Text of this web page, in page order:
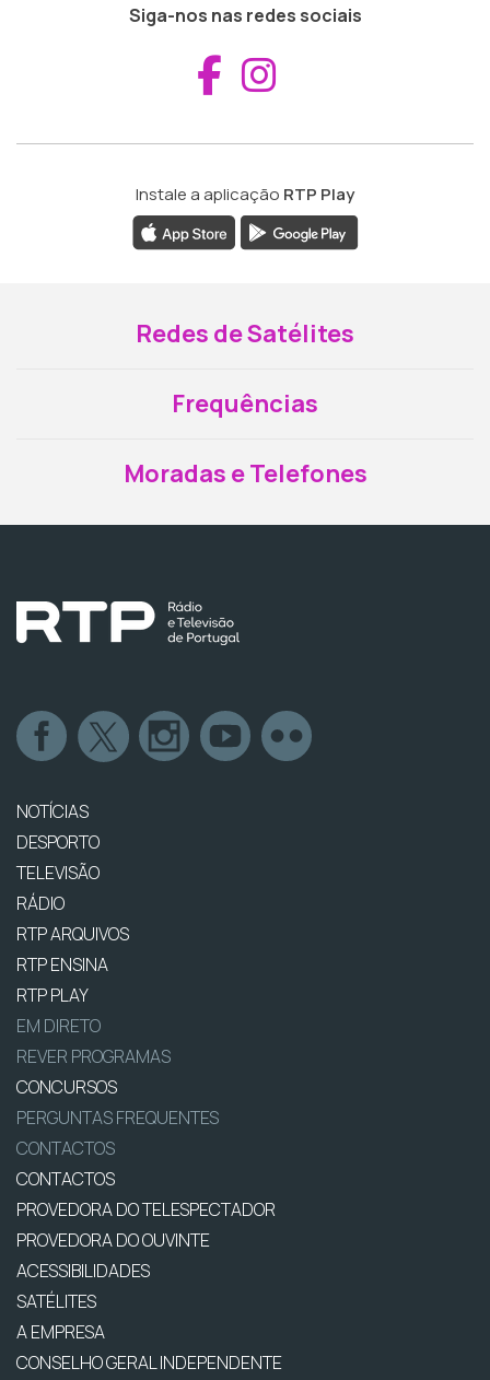
Siga-nos nas redes sociais
Aceder ao
Instale a aplicação RTP Play
Redes de Satélites
Frequências
Moradas e Telefones
NOTÍCIAS
DESPORTO
TELEVISÃO
RÁDIO
RTP ARQUIVOS
RTP ENSINA
RTP PLAY
EM DIRETO
REVER PROGRAMAS
CONCURSOS
PERGUNTAS FREQUENTES
CONTACTOS
CONTACTOS
PROVEDORA DO TELESPECTADOR
PROVEDORA DO OUVINTE
ACESSIBILIDADES
SATÉLITES
A EMPRESA
CONSELHO GERAL INDEPENDENTE